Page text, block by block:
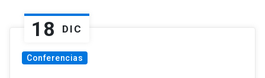
18 DIC
Conferencias